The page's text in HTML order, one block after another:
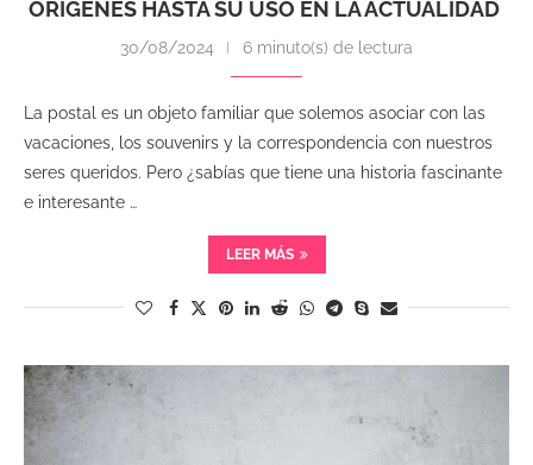
ORÍGENES HASTA SU USO EN LA ACTUALIDAD
30/08/2024 6 minuto(s) de lectura
La postal es un objeto familiar que solemos asociar con las
vacaciones, los souvenirs y la correspondencia con nuestros
seres queridos. Pero ¿sabías que tiene una historia fascinante
e interesante …
LEER MÁS